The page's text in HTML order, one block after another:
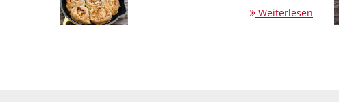
Weiterlesen